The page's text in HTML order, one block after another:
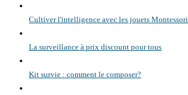
Cultiver l'intelligence avec les jouets Montessori
La surveillance à prix discount pour tous
Kit survie : comment le composer?